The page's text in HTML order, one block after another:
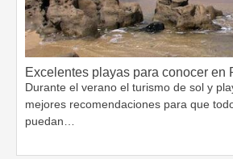
Excelentes playas para conocer en
Durante el verano el turismo de sol y
mejores recomendaciones para que
puedan…